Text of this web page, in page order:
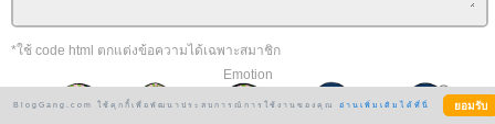
*ใช้ code html ตกแต่งข้อความได้เฉพาะสมาชิก
Emotion
BlogGang.com ใช้คุกกี้เพื่อพัฒนาประสบการณ์การใช้งานของคุณ อ่านเพิ่มเติมได้ที่นี่